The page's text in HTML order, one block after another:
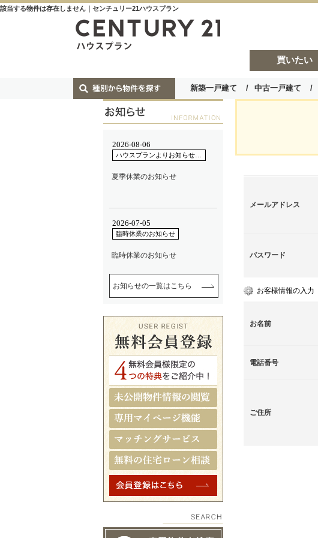
該当する物件は存在しません｜センチュリー21ハウスプラン
買いたい
新築一戸建て 中古一戸建て
メールアドレス
パスワード
お客様情報の入力
お名前
電話番号
ご住所
お知らせの一覧はこちら